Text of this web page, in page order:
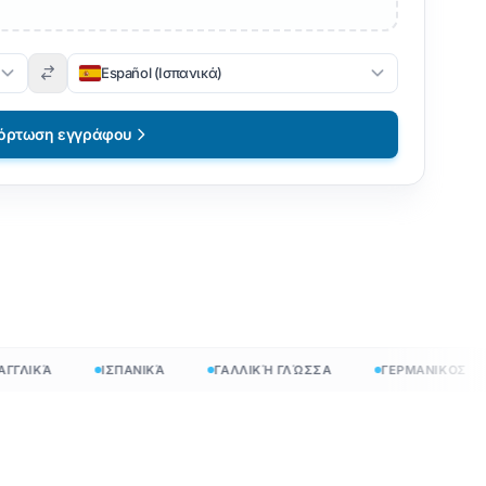
Español (Ισπανικά)
εγγράφου
ΙΣΠΑΝΙΚΆ ΓΑΛΛΙΚΉ ΓΛΏΣΣΑ ΓΕΡΜΑΝΙΚΟΣ